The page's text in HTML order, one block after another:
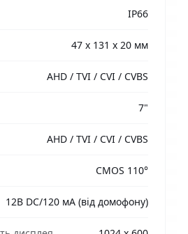
IP66
47 х 131 х 20 мм
AHD / TVI / CVI / CVBS
7"
AHD / TVI / CVI / CVBS
CMOS 110°
12В DC/120 мА (від домофону)